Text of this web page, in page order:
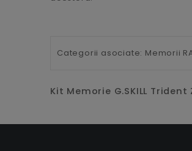
Categorii asociate: Memorii
Kit Memorie G.SKILL